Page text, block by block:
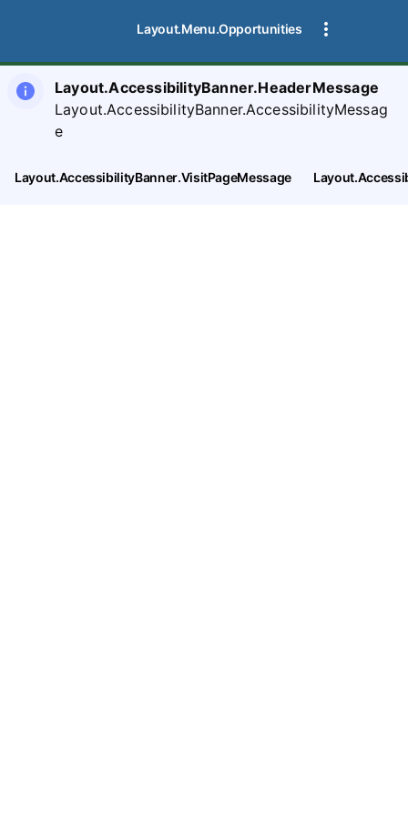
Layout.Menu.Opportunities
Layout.AccessibilityBanner.HeaderMessage
Layout.AccessibilityBanner.AccessibilityMessag
e
Layout.AccessibilityBanner.VisitPageMessage